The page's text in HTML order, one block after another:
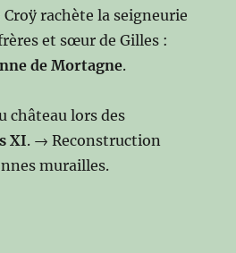
rachète la seigneurie
et sœur de Gilles :
de Mortagne.
château lors des
XI. → Reconstruction
murailles.